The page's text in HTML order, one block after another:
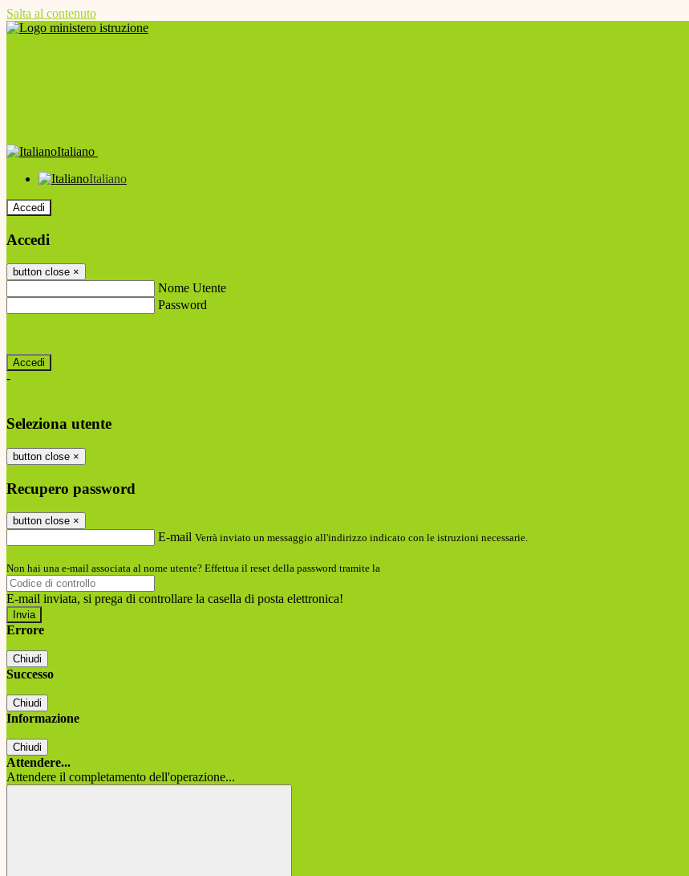
Salta al contenuto
Italiano
Italiano
Accedi
Accedi
button close ×
Nome Utente
Password
-
Seleziona utente
button close ×
Recupero password
button close ×
E-mail Verrà inviato un messaggio all'indirizzo indicato con le istruzioni necessarie.
Non hai una e-mail associata al nome utente? Effettua il reset della password tramite la
E-mail inviata, si prega di controllare la casella di posta elettronica!
Errore
Chiudi
Successo
Chiudi
Informazione
Chiudi
Attendere...
Attendere il completamento dell'operazione...